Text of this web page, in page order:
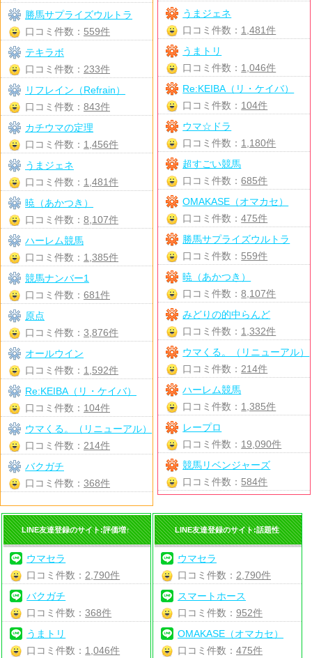
うまジェネ
口コミ件数： 1,481件
うまトリ
口コミ件数： 1,046件
Re:KEIBA（リ・ケイバ）
口コミ件数： 104件
ウマ☆ドラ
口コミ件数： 1,180件
超すごい競馬
口コミ件数：685件
OMAKASE（オマカセ）
口コミ件数：475件
勝馬サプライズウルトラ
口コミ件数： 559件
暁（あかつき）
口コミ件数：8,107件
みどりの的中らんど
口コミ件数： 1,332件
ウマくる。（リニューアル）
口コミ件数： 214件
ハーレム競馬
口コミ件数： 1,385件
レープロ
口コミ件数： 19,090件
競馬リベンジャーズ
口コミ件数： 584件
勝馬サプライズウルトラ
口コミ件数： 559件
テキラボ
口コミ件数： 233件
リフレイン（Refrain）
口コミ件数： 843件
カチウマの定理
口コミ件数： 1,456件
うまジェネ
口コミ件数： 1,481件
暁（あかつき）
口コミ件数： 8,107件
ハーレム競馬
口コミ件数： 1,385件
競馬ナンバー1
口コミ件数： 681件
原点
口コミ件数： 3,876件
オールウイン
口コミ件数： 1,592件
Re:KEIBA（リ・ケイバ）
口コミ件数： 104件
ウマくる。（リニューアル）
口コミ件数： 214件
バクガチ
口コミ件数： 368件
LINE友達登録のサイト:評価増↑
ウマセラ
口コミ件数： 2,790件
バクガチ
口コミ件数：368件
うまトリ
口コミ件数： 1,046件
LINE友達登録のサイト:話題性
ウマセラ
口コミ件数： 2,790件
スマートホース
口コミ件数： 952件
OMAKASE（オマカセ）
口コミ件数： 475件